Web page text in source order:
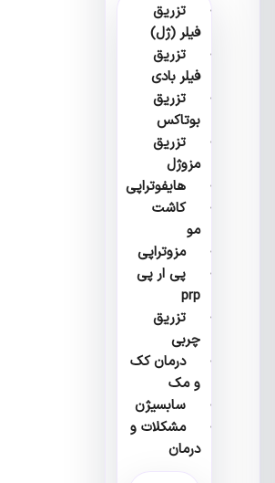
تزریق
فیلر (ژل)
تزریق
فیلر بادی
تزریق
بوتاکس
تزریق
مزوژل
هایفوتراپی
کاشت
مو
مزوتراپی
پی ار پی
prp
تزریق
چربی
درمان کک
و مک
سابسیژن
مشکلات و
درمان